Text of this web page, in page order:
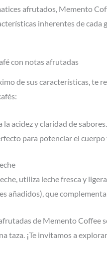
afrutados, Memento
inherentes de cada
con notas afrutadas
de sus características, te
la acidez y claridad de sabores.
para potenciar el cuerpo
utiliza leche fresca y
añadidos), que
de Memento Coffee
taza. ¡Te invitamos a